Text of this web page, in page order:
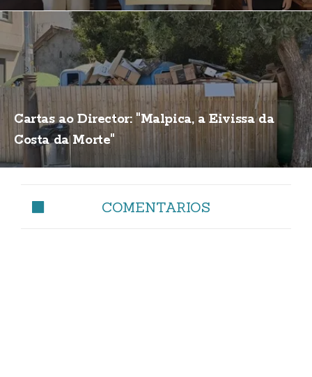
Cartas ao Director: "Malpica, a Eivissa da
Costa da Morte"
COMENTARIOS